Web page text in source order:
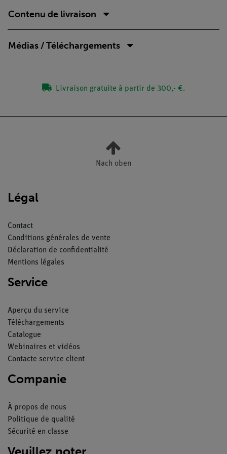
Contenu de livraison
Médias / Téléchargements
Livraison gratuite à partir de 300,- €.
Nach oben
Légal
Contact
Conditions générales de vente
Déclaration de confidentialité
Mentions légales
Service
Aperçu du service
Téléchargements
Catalogue
Webinaires et vidéos
Contacte service client
Companie
À propos de nous
Politique de qualité
Sécurité en classe